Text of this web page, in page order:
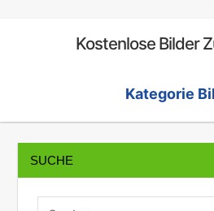
Kostenlose Bilder
Kategorie
SUCHE